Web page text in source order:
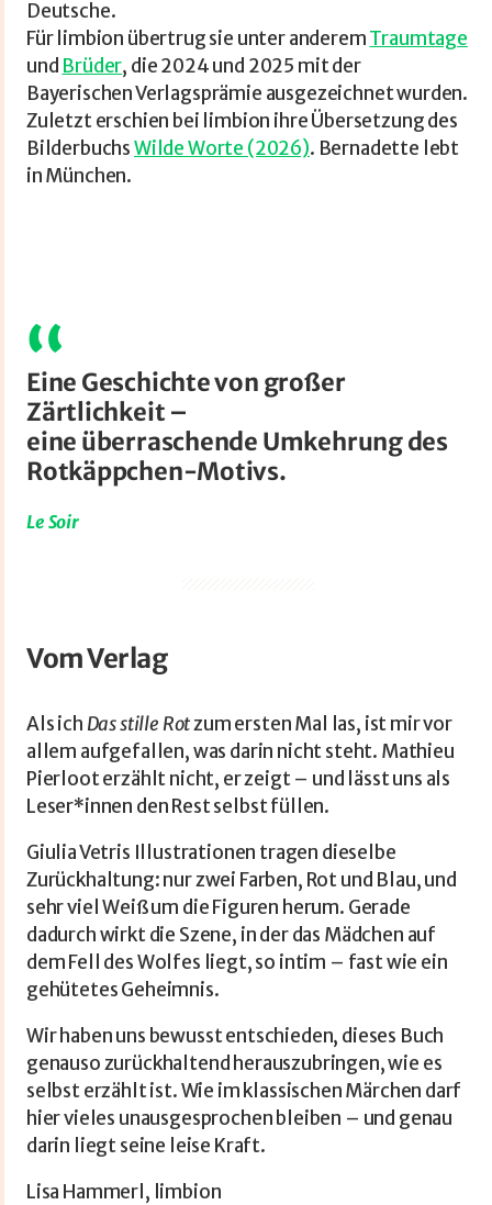
Deutsche.
Für limbion übertrug sie unter anderemTraumtage
und Brüder, die 2024 und 2025 mit der
Bayerischen Verlagsprämie ausgezeichnet wurden.
Zuletzt erschien bei limbion ihre Übersetzung des
BilderbuchsWilde Worte (2026). Bernadette lebt
in München.
Eine Geschichte von großer
Zärtlichkeit –
eine überraschende Umkehrung des
Rotkäppchen-Motivs.
Le Soir
Vom Verlag
Als ich Das stille Rotzum ersten Mal las, ist mir vor
allem aufgefallen, was darin nicht steht. Mathieu
Pierloot erzählt nicht, er zeigt – und lässt uns als
Leser*innen den Rest selbst füllen.
Giulia Vetris Illustrationen tragen dieselbe
Zurückhaltung: nur zwei Farben, Rot und Blau, und
sehr viel Weiß um die Figuren herum. Gerade
dadurch wirkt die Szene, in der das Mädchen auf
dem Fell des Wolfes liegt, so intim – fast wie ein
gehütetes Geheimnis.
Wir haben uns bewusst entschieden, dieses Buch
genauso zurückhaltend herauszubringen, wie es
selbst erzählt ist. Wie im klassischen Märchen darf
hier vieles unausgesprochen bleiben – und genau
darin liegt seine leise Kraft.
Lisa Hammerl, limbion